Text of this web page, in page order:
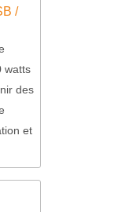
/
watts
des
et